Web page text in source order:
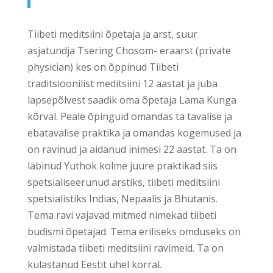
Tiibeti meditsiini õpetaja ja arst, suur
asjatundja Tsering Chosom- eraarst (private
physician) kes on õppinud Tiibeti
traditsioonilist meditsiini 12 aastat ja juba
lapsepõlvest saadik oma õpetaja Lama Kunga
kõrval. Peale õpinguid omandas ta tavalise ja
ebatavalise praktika ja omandas kogemused ja
on ravinud ja aidanud inimesi 22 aastat. Ta on
läbinud Yuthok kolme juure praktikad siis
spetsialiseerunud arstiks, tiibeti meditsiini
spetsialistiks Indias, Nepaalis ja Bhutanis.
Tema ravi vajavad mitmed nimekad tiibeti
budismi õpetajad. Tema eriliseks omduseks on
valmistada tiibeti meditsiini ravimeid. Ta on
külastanud Eestit ühel korral.